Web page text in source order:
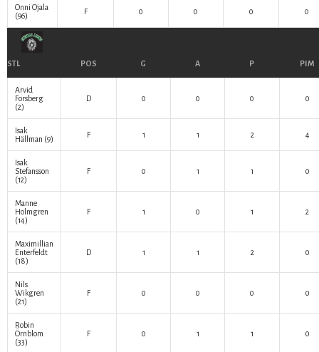
Onni Ojala
(96)
F 0 0 0 0
STL POS G A P PIM
Arvid
Forsberg
(2)
D 0 0 0 0
Isak
Hällman (9) F 1 1 2 4
Isak
Stefansson
(12)
F 0 1 1 0
Manne
Holmgren
(14)
F 1 0 1 2
Maximillian
Enterfeldt
(18)
D 1 1 2 0
Nils
Wikgren
(21)
F 0 0 0 0
Robin
Örnblom
(33)
F 0 1 1 0